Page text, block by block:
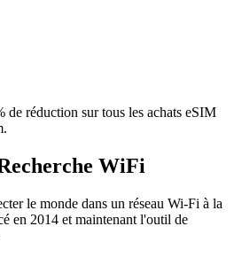
de réduction sur tous les achats eSIM
WiFi
le monde dans un réseau Wi-Fi à la
en 2014 et maintenant l'outil de